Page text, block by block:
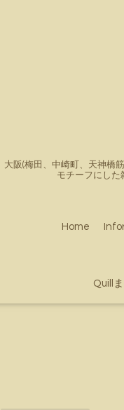
大阪(梅田、中崎町、天神橋
モチーフにした
Home
Quill